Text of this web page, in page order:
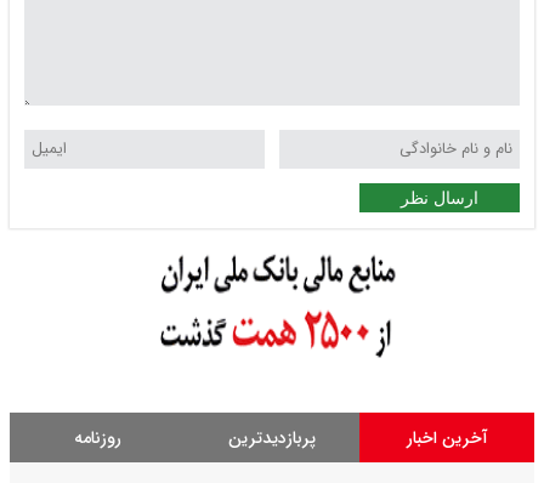
ارسال نظر
آخرین اخبار پربازدیدترین روزنامه